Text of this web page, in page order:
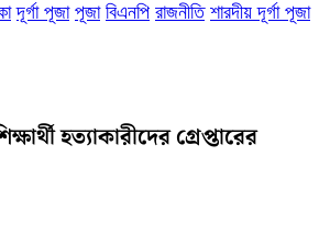
দূর্গা পূজা পূজা বিএনপি রাজনীতি শারদীয় দূর্গা পূজা
হত্যাকারীদের গ্রেপ্তারের